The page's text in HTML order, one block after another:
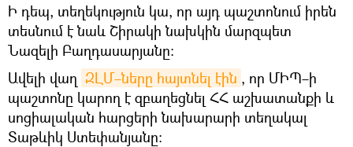
Ի դեպ, տեղեկություն կա, որ այդ պաշտոնում իրեն
տեսնում է նաև Շիրակի նախկին մարզպետ
Նազելի Բաղդասարյանը։
Ավելի վաղ ԶԼՄ–ները հայտնել էին , որ ՄԻՊ–ի
պաշտոնը կարող է զբաղեցնել ՀՀ աշխատանքի և
սոցիալական հարցերի նախարարի տեղակալ
Տաթևիկ Ստեփանյանը։